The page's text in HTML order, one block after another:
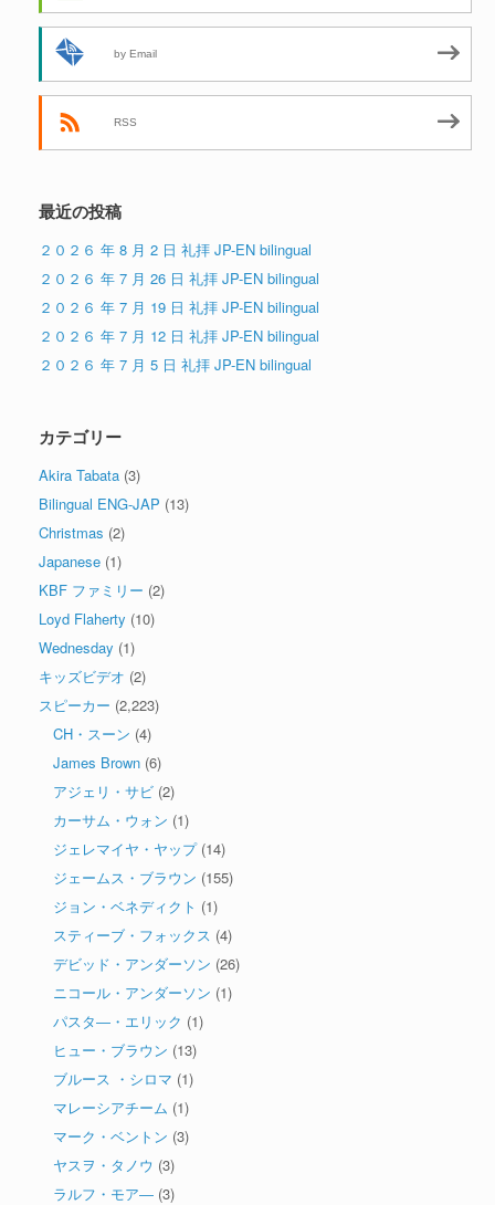
by Email
RSS
最近の投稿
２０２６ 年 8 月 2 日 礼拝 JP-EN bilingual
２０２６ 年 7 月 26 日 礼拝 JP-EN bilingual
２０２６ 年 7 月 19 日 礼拝 JP-EN bilingual
２０２６ 年 7 月 12 日 礼拝 JP-EN bilingual
２０２６ 年 7 月 5 日 礼拝 JP-EN bilingual
カテゴリー
Akira Tabata (3)
Bilingual ENG-JAP (13)
Christmas (2)
Japanese (1)
KBF ファミリー (2)
Loyd Flaherty (10)
Wednesday (1)
キッズビデオ (2)
スピーカー (2,223)
CH・スーン (4)
James Brown (6)
アジェリ・サビ (2)
カーサム・ウォン (1)
ジェレマイヤ・ヤップ(14)
ジェームス・ブラウン (155)
ジョン・ベネディクト (1)
スティーブ・フォックス (4)
デビッド・アンダーソン (26)
ニコール・アンダーソン (1)
パスタ―・エリック (1)
ヒュー・ブラウン (13)
ブルース ・シロマ (1)
マレーシアチーム (1)
マーク・ベントン (3)
ヤスヲ・タノウ (3)
ラルフ・モア― (3)